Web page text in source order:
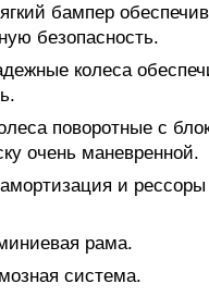
бампер
безопасность.
колеса
поворотные с
очень маневренной.
и рессоры
рама.
система.